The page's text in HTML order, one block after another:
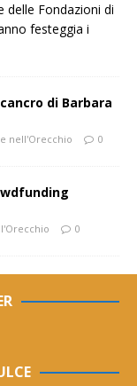
delle Fondazioni di
festeggia i
di Barbara
nell'Orecchio 0
0